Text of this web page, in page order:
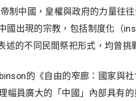
制中國，皇權與政府的力量往
國出現的宗教，包括制度化（
的不同民間祭祀形式，均曾挑
的《自由的窄廊：國家與
幅員廣大的「中國」內部具有